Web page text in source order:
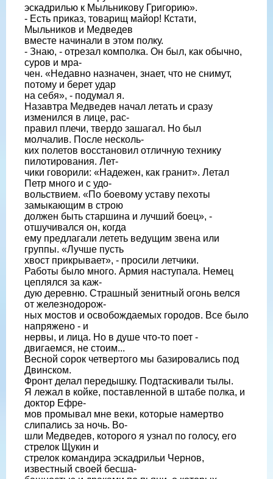
эскадрилью к Мыльникову Григорию».
- Есть приказ, товарищ майор! Кстати,
Мыльников и Медведев
вместе начинали в этом полку.
- Знаю, - отрезал комполка. Он был, как обычно,
суров и мра-
чен. «Недавно назначен, знает, что не снимут,
потому и берет удар
на себя», - подумал я.
Назавтра Медведев начал летать и сразу
изменился в лице, рас-
правил плечи, твердо зашагал. Но был
молчалив. После несколь-
ких полетов восстановил отличную технику
пилотирования. Лет-
чики говорили: «Надежен, как гранит». Летал
Петр много и с удо-
вольствием. «По боевому уставу пехоты
замыкающим в строю
должен быть старшина и лучший боец», -
отшучивался он, когда
ему предлагали лететь ведущим звена или
группы. «Лучше пусть
хвост прикрывает», - просили летчики.
Работы было много. Армия наступала. Немец
цеплялся за каж-
дую деревню. Страшный зенитный огонь велся
от железнодорож-
ных мостов и освобождаемых городов. Все было
напряжено - и
нервы, и лица. Но в душе что-то поет -
двигаемся, не стоим...
Весной сорок четвертого мы базировались под
Двинском.
Фронт делал передышку. Подтаскивали тылы.
Я лежал в койке, поставленной в штабе полка, и
доктор Ефре-
мов промывал мне веки, которые намертво
слипались за ночь. Во-
шли Медведев, которого я узнал по голосу, его
стрелок Щукин и
стрелок командира эскадрильи Чернов,
известный своей бесша-